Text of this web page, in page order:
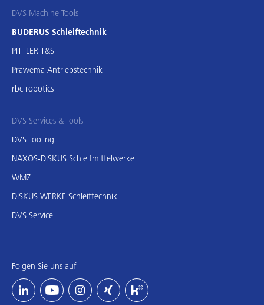
DVS Machine Tools
BUDERUS Schleiftechnik
PITTLER T&S
Präwema Antriebstechnik
rbc robotics
DVS Services & Tools
DVS Tooling
NAXOS-DISKUS Schleifmittelwerke
WMZ
DISKUS WERKE Schleiftechnik
DVS Service
Folgen Sie uns auf